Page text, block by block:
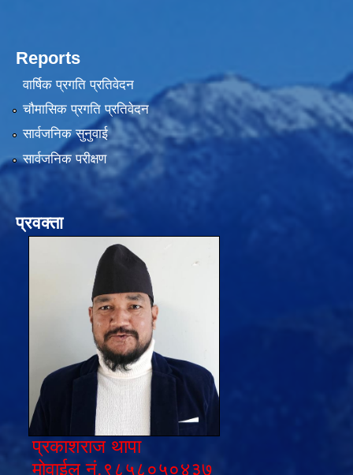
Reports
वार्षिक प्रगति प्रतिवेदन
चौमासिक प्रगति प्रतिवेदन
सार्वजनिक सुनुवाई
सार्वजनिक परीक्षण
प्रवक्ता
प्रकाशराज थापा
मोवाईल नं.९८५८०५०४३७